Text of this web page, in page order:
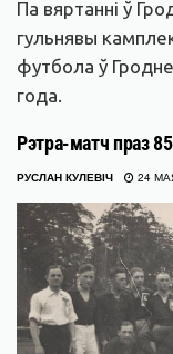
Па вяртанні ў
гульнявы
футбола ў
года.
Рэтра-матч праз
РУСЛАН КУЛЕВІЧ 24